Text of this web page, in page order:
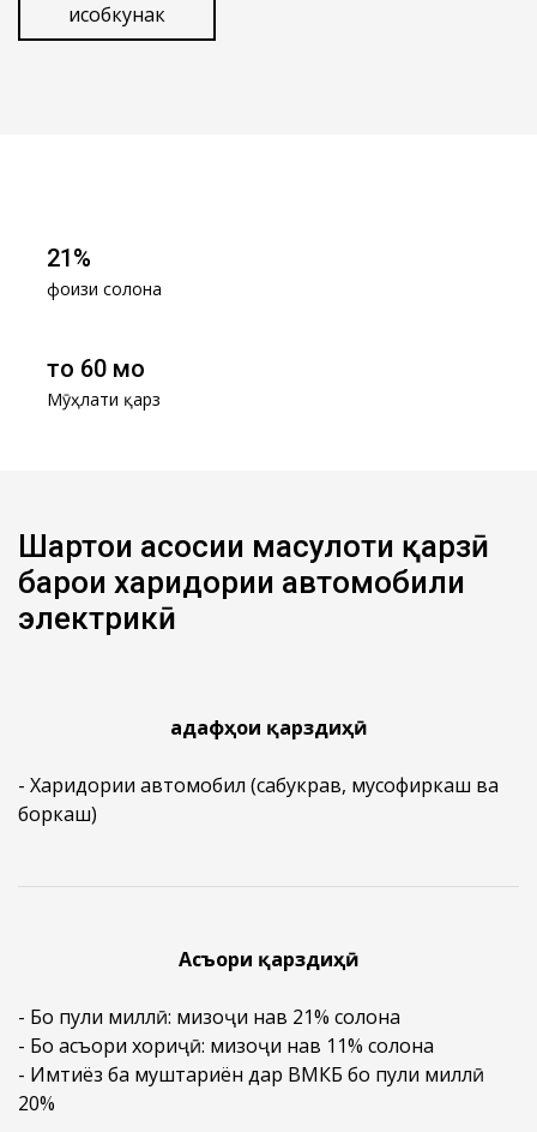
Ҳисобкунак
21%
фоизи солона
то 60 моҳ
Мӯҳлати қарз
Шартҳои асосии маҳсулоти қарзӣ
барои харидории автомобили
электрикӣ
Ҳадафҳои қарздиҳӣ
- Харидории автомобил (сабукрав, мусофиркаш ва
боркаш)
Асъори қарздиҳӣ
- Бо пули миллӣ: мизоҷи нав 21% солона
- Бо асъори хориҷӣ: мизоҷи нав 11% солона
- Имтиёз ба муштариён дар ВМКБ бо пули миллӣ
20%